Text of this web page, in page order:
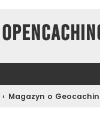
Magazyn o